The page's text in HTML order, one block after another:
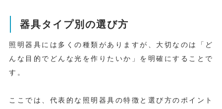
器具タイプ別の選び方
照明器具には多くの種類がありますが、大切なのは「ど
んな目的でどんな光を作りたいか」を明確にすることで
す。
ここでは、代表的な照明器具の特徴と選び方のポイント